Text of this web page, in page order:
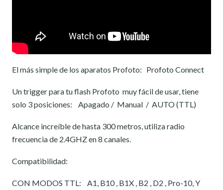
El más simple de los aparatos Profoto: Profoto Connect
Un trigger para tu flash Profoto muy fácil de usar, tiene
solo 3 posiciones: Apagado / Manual / AUTO (TTL)
Alcance increíble de hasta 300 metros, utiliza radio
frecuencia de 2.4GHZ en 8 canales.
Compatibilidad:
CON MODOS TTL: A1, B10 , B1X , B2 , D2 , Pro-10, Y